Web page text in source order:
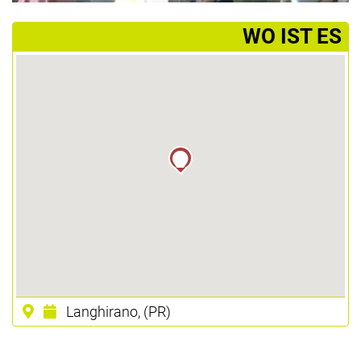
­WO IST ES
Langhirano, (PR)